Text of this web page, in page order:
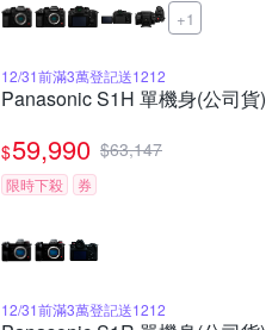
+1
12/31前滿3萬登記送1212
Panasonic S1H 單機身(公司貨)
$59,990 $63,147
限時下殺 券
12/31前滿3萬登記送1212